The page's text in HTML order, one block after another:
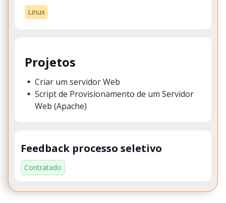
Linux
Projetos
Criar um servidor Web
Script de Provisionamento de um Servidor
Web (Apache)
Feedback processo seletivo
Contratado